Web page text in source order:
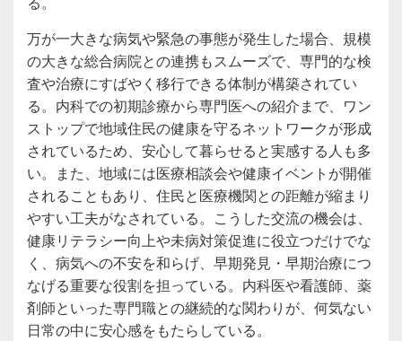
万が一大きな病気や緊急の事態が発生した場合、規模
の大きな総合病院との連携もスムーズで、専門的な検
査や治療にすばやく移行できる体制が構築されてい
る。内科での初期診療から専門医への紹介まで、ワン
ストップで地域住民の健康を守るネットワークが形成
されているため、安心して暮らせると実感する人も多
い。また、地域には医療相談会や健康イベントが開催
されることもあり、住民と医療機関との距離が縮まり
やすい工夫がなされている。こうした交流の機会は、
健康リテラシー向上や未病対策促進に役立つだけでな
く、病気への不安を和らげ、早期発見・早期治療につ
なげる重要な役割を担っている。内科医や看護師、薬
剤師といった専門職との継続的な関わりが、何気ない
日常の中に安心感をもたらしている。